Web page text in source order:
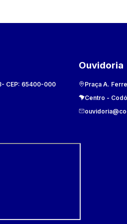
- CEP: 65400-000
Ouvidoria
Praça A.
Centro - Codó